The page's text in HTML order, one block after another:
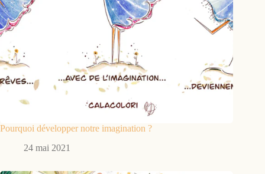
Pourquoi développer notre imagination ?
24 mai 2021